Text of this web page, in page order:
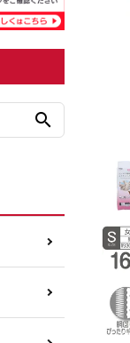
search